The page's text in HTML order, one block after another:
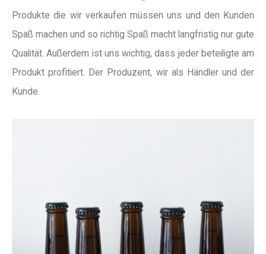
Produkte die wir verkaufen müssen uns und den Kunden
Spaß machen und so richtig Spaß macht langfristig nur gute
Qualität. Außerdem ist uns wichtig, dass jeder beteiligte am
Produkt profitiert. Der Produzent, wir als Händler und der
Kunde.